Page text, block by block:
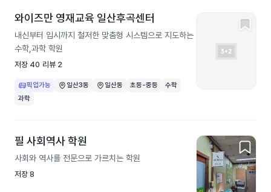
와이즈만 영재교육 일산후곡센터
내신부터 입시까지 철저한 맞춤형 시스템으로 지도하는
수학,과학 학원
저장 40 리뷰 2
픽업가능 일산3동 일산동 초등-중등
수학
과학
필 사회역사 학원
사회와 역사를 전문으로 가르치는 학원
저장 8